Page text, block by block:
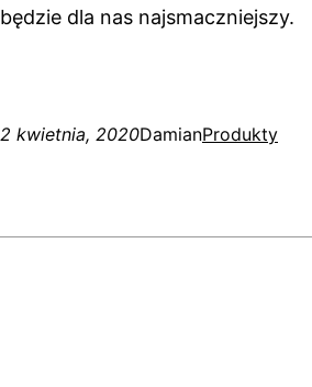
będzie dla nas najsmaczniejszy.
2 kwietnia, 2020DamianProdukty